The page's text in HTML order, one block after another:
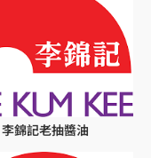
李錦記老抽醬油